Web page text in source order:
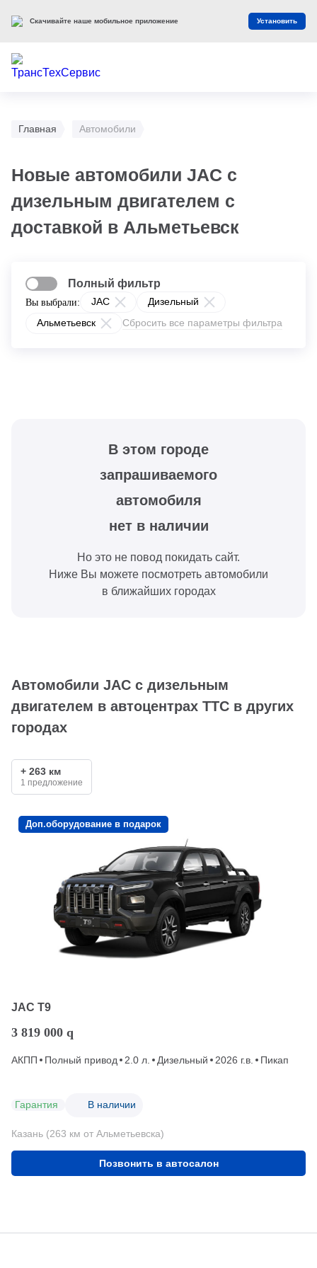
Главная Автомобили
Новые автомобили JAC с
дизельным двигателем с
доставкой в Альметьевск
Вы выбрали: JAC
Дизельный
Альметьевск
Сбросить все параметры фильтра
Полный фильтр
В этом городе
запрашиваемого
автомобиля
нет в наличии
Но это не повод покидать сайт.
Ниже Вы можете посмотреть автомобили
в ближайших городах
Автомобили JAC с дизельным
двигателем в автоцентрах ТТС в других
городах
+ 263 км
1 предложение
Доп.оборудование в подарок
JAC T9
3 819 000 q
АКПП Полный привод 2.0 л. Дизельный 2026 г.в. Пикап
Гарантия В наличии
Казань (263 км от Альметьевска)
Позвонить в автосалон
Скачивайте наше мобильное приложение Установить